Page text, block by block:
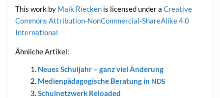
This work by Maik Riecken is licen­sed under aCrea­ti­ve
Com­mons Attri­bu­ti­on-Non­Com­mer­cial-ShareA­li­ke 4.0
International
Ähn­li­che Artikel:
Neu­es Schul­jahr – ganz viel Änderung
Medi­en­päd­ago­gi­sche Bera­tung in NDS
Schul­netz­werk Reloaded